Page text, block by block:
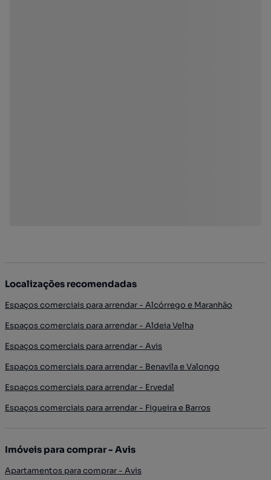
Localizações recomendadas
Espaços comerciais para arrendar - Alcórrego e Maranhão
Espaços comerciais para arrendar - Aldeia Velha
Espaços comerciais para arrendar - Avis
Espaços comerciais para arrendar - Benavila e Valongo
Espaços comerciais para arrendar - Ervedal
Espaços comerciais para arrendar - Figueira e Barros
Imóveis para comprar - Avis
Apartamentos para comprar - Avis